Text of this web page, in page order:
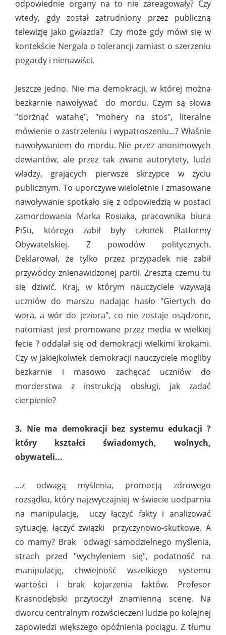
odpowiednie organy na to nie zareagowały? Czy
wtedy, gdy został zatrudniony przez publiczną
telewizję jako gwiazda? Czy może gdy mówi się w
kontekście Nergala o tolerancji zamiast o szerzeniu
pogardy i nienawiści.
Jeszcze jedno. Nie ma demokracji, w której można
bezkarnie nawoływać do mordu. Czym są słowa
"dorżnąć watahę", "mohery na stos", literalne
mówienie o zastrzeleniu i wypatroszeniu...? Właśnie
nawoływaniem do mordu. Nie przez anonimowych
dewiantów, ale przez tak zwane autorytety, ludzi
władzy, grających pierwsze skrzypce w życiu
publicznym. To uporczywe wieloletnie i zmasowane
nawoływanie spotkało się z odpowiedzią w postaci
zamordowania Marka Rosiaka, pracownika biura
PiSu, którego zabił były członek Platformy
Obywatelskiej. Z powodów politycznych.
Deklarował, że tylko przez przypadek nie zabił
przywódcy znienawidzonej partii. Zresztą czemu tu
się dziwić. Kraj, w którym nauczyciele wzywają
uczniów do marszu nadając hasło "Giertych do
wora, a wór do jeziora", co nie zostaje osądzone,
natomiast jest promowane przez media w wielkiej
fecie ? oddalał się od demokracji wielkimi krokami.
Czy w jakiejkolwiek demokracji nauczyciele mogliby
bezkarnie i masowo zachęcać uczniów do
morderstwa z instrukcją obsługi, jak zadać
cierpienie?
3. Nie ma demokracji bez systemu edukacji ?
który kształci świadomych, wolnych,
obywateli...
...z odwagą myślenia, promocją zdrowego
rozsądku, który najzwyczajniej w świecie uodparnia
na manipulację, uczy łączyć fakty i analizować
sytuację, łączyć związki przyczynowo-skutkowe. A
co mamy? Brak odwagi samodzielnego myślenia,
strach przed "wychyleniem się", podatność na
manipulację, chwiejność wszelkiego systemu
wartości i brak kojarzenia faktów. Profesor
Krasnodębski przytoczył znamienną scenę. Na
dworcu centralnym rozwścieczeni ludzie po kolejnej
zapowiedzi większego opóźnienia pociągu. Z tłumu